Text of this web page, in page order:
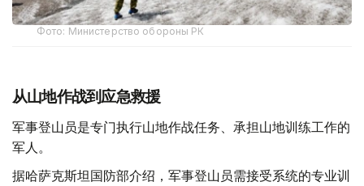
Фото: Министерство обороны РК
从山地作战到应急救援
军事登山员是专门执行山地作战任务、承担山地训练工作的
军人。
据哈萨克斯坦国防部介绍，军事登山员需接受系统的专业训